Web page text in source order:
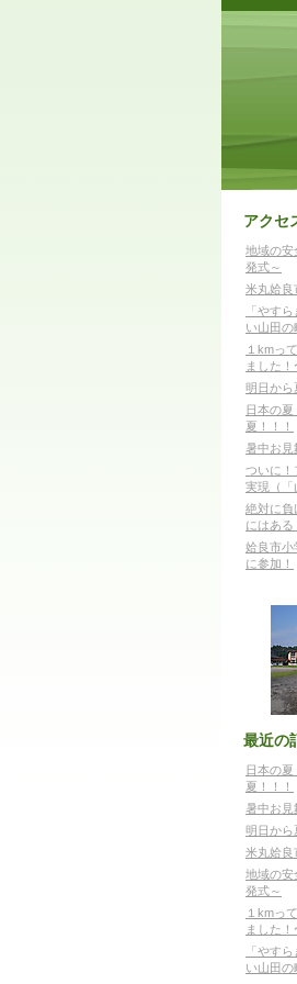
アクセ
地域の安
発式～
米丸姶良
「やす
い山田の
１kmっ
ました！
明日から
日本の
夏！！！
暑中お見
ついに！
実現（「
絶対に負
にはある
姶良市
に参加！
最近の
日本の
夏！！！
暑中お見
明日から
米丸姶良
地域の安
発式～
１kmっ
ました！
「やす
い山田の